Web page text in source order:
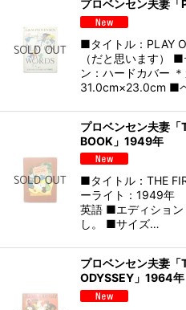
プロベンセン夫妻
■タイトル：PLAY
（だと思います）
ン：ハードカバー
31.0cm×23.0cm ■
プロベンセン夫妻「
BOOK」1949年
■タイトル：THE
ーライト：1949年
英語 ■エディション
し。 ■サイズ…
プロベンセン夫妻「
ODYSSEY」1964年